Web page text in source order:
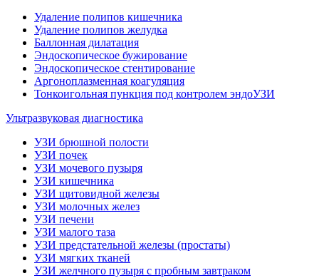
Удаление полипов кишечника
Удаление полипов желудка
Баллонная дилатация
Эндоскопическое бужирование
Эндоскопическое стентирование
Аргоноплазменная коагуляция
Тонкоигольная пункция под контролем эндоУЗИ
Ультразвуковая диагностика
УЗИ брюшной полости
УЗИ почек
УЗИ мочевого пузыря
УЗИ кишечника
УЗИ щитовидной железы
УЗИ молочных желез
УЗИ печени
УЗИ малого таза
УЗИ предстательной железы (простаты)
УЗИ мягких тканей
УЗИ желчного пузыря с пробным завтраком